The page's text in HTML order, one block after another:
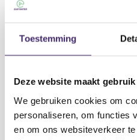
Toestemming
Deze website maakt
We gebruiken cookies om
personaliseren, om functies
en om ons websiteverkeer
meter.
De light stand is geschikt
effecten, reflectoren of